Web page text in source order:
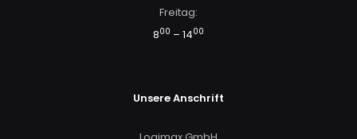
Freitag:
800 – 1400
Unsere Anschrift